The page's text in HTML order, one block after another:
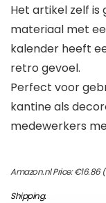
Het artikel zelf
materiaal met
kalender heeft
retro gevoel.
Perfect voor
kantine als
medewerkers
Amazon.nl Price:€16.86
Shipping.